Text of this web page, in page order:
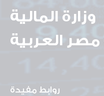
وزارة المالية
العربية
روابط مفيدة